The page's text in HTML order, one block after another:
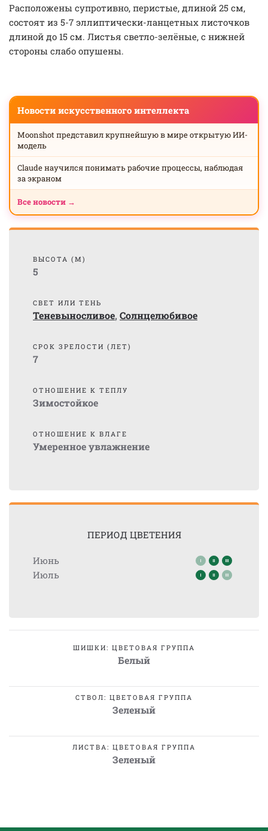
Расположены супротивно, перистые, длиной 25 см,
состоят из 5-7 эллиптически-ланцетных листочков
длиной до 15 см. Листья светло-зелёные, с нижней
стороны слабо опушены.
Новости искусственного интеллекта
Moonshot представил крупнейшую в мире открытую ИИ-
модель
Claude научился понимать рабочие процессы, наблюдая
за экраном
Все новости →
ВЫСОТА (М)
5
СВЕТ ИЛИ ТЕНЬ
Теневыносливое, Солнцелюбивое
СРОК ЗРЕЛОСТИ (ЛЕТ)
7
ОТНОШЕНИЕ К ТЕПЛУ
Зимостойкое
ОТНОШЕНИЕ К ВЛАГЕ
Умеренное увлажнение
ПЕРИОД ЦВЕТЕНИЯ
Июнь
Июль
ШИШКИ: ЦВЕТОВАЯ ГРУППА
Белый
СТВОЛ: ЦВЕТОВАЯ ГРУППА
Зеленый
ЛИСТВА: ЦВЕТОВАЯ ГРУППА
Зеленый